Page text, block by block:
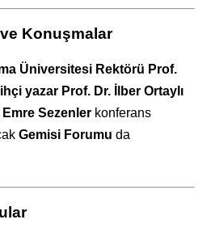
Konuşmalar
Üniversitesi Rektörü Prof.
yazar Prof. Dr. İlber Ortaylı
Sezenler konferans
Gemisi Forumu da